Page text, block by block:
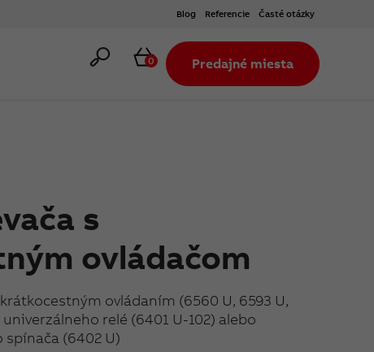
Blog Referencie Časté otázky
Hľadať Košík
0 Predajné miesta
s
ovládačom
ovládaním (6560 U, 6593 U,
relé (6401 U-102) alebo
(6402 U)